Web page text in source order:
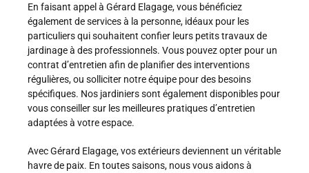
En faisant appel à Gérard Elagage, vous bénéficiez
également de services à la personne, idéaux pour les
particuliers qui souhaitent confier leurs petits travaux de
jardinage à des professionnels. Vous pouvez opter pour un
contrat d’entretien afin de planifier des interventions
régulières, ou solliciter notre équipe pour des besoins
spécifiques. Nos jardiniers sont également disponibles pour
vous conseiller sur les meilleures pratiques d’entretien
adaptées à votre espace.
Avec Gérard Elagage, vos extérieurs deviennent un véritable
havre de paix. En toutes saisons, nous vous aidons à